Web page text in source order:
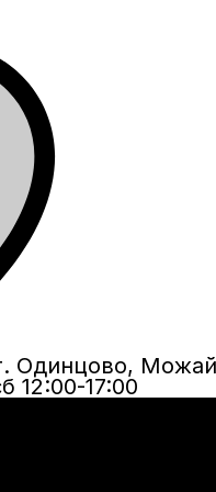
Одинцово,
12:00-17:00